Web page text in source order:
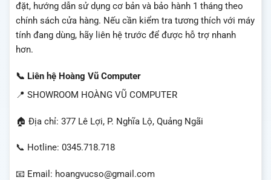
đặt, hướng dẫn sử dụng cơ bản và bảo hành 1 tháng theo
chính sách cửa hàng. Nếu cần kiểm tra tương thích với máy
tính đang dùng, hãy liên hệ trước để được hỗ trợ nhanh
hơn.
📞 Liên hệ Hoàng Vũ Computer
📍 SHOWROOM HOÀNG VŨ COMPUTER
🏠 Địa chỉ: 377 Lê Lợi, P. Nghĩa Lộ, Quảng Ngãi
📞 Hotline: 0345.718.718
📧 Email: hoangvucso@gmail.com